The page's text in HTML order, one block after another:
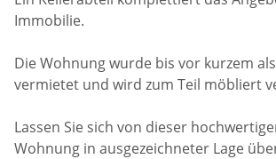
Immobilie.
Die Wohnung wurde bis vor kurzem
vermietet und wird zum Teil möbliert
Lassen Sie sich von dieser
Wohnung in ausgezeichneter Lage